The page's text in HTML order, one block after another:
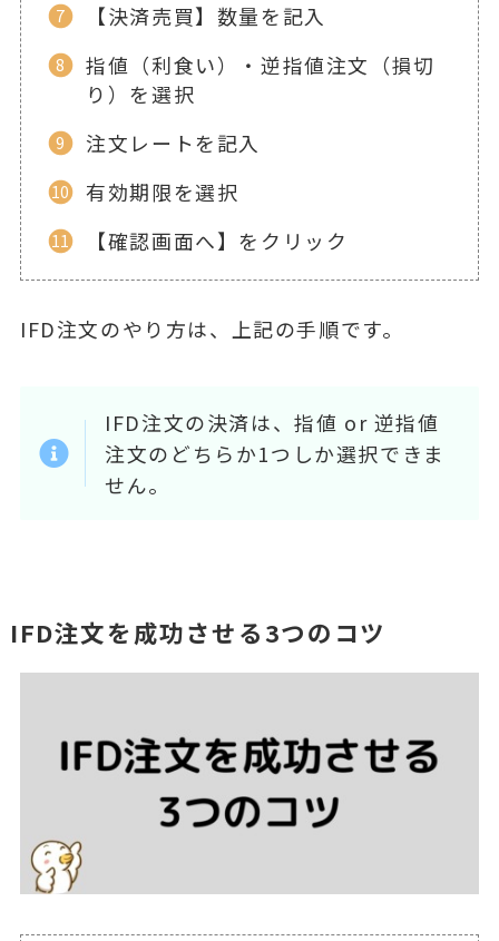
【決済売買】数量を記入
指値（利食い）・逆指値注文（損切
り）を選択
注文レートを記入
有効期限を選択
【確認画面へ】をクリック
IFD注文のやり方は、上記の手順です。
IFD注文の決済は、指値 or 逆指値
注文のどちらか1つしか選択できま
せん。
IFD注文を成功させる3つのコツ